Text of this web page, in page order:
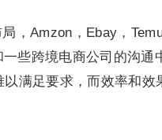
，Amzon，Ebay，
些跨境电商公司的沟通
满足要求，而效率和效